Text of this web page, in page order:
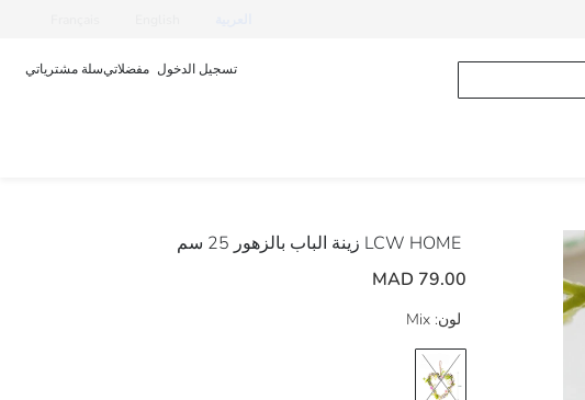
تسجيل الدخول مفضلاتيسلة مشترياتي
LCW HOME زينة الباب بالزهور 25 سم
79.00 MAD
لون: Mix